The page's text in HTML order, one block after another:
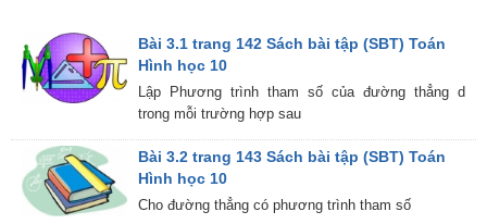
Bài 3.1 trang 142 Sách bài tập (SBT) Toán
Hình học 10
Lập Phương trình tham số của đường thẳng d
trong mỗi trường hợp sau
Bài 3.2 trang 143 Sách bài tập (SBT) Toán
Hình học 10
Cho đường thẳng có phương trình tham số